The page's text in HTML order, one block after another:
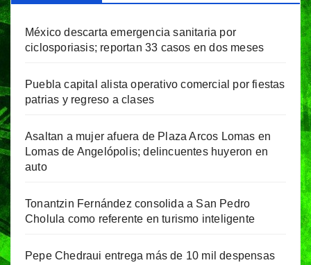
México descarta emergencia sanitaria por
ciclosporiasis; reportan 33 casos en dos meses
Puebla capital alista operativo comercial por fiestas
patrias y regreso a clases
Asaltan a mujer afuera de Plaza Arcos Lomas en
Lomas de Angelópolis; delincuentes huyeron en
auto
Tonantzin Fernández consolida a San Pedro
Cholula como referente en turismo inteligente
Pepe Chedraui entrega más de 10 mil despensas